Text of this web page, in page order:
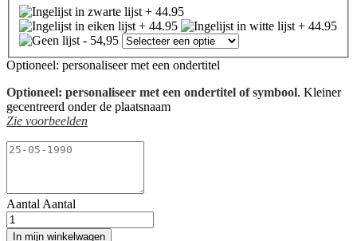
Optioneel: personaliseer met een ondertitel
Optioneel: personaliseer met een ondertitel of symbool. Kleiner
gecentreerd onder de plaatsnaam
Zie voorbeelden
Aantal Aantal
In mijn winkelwagen